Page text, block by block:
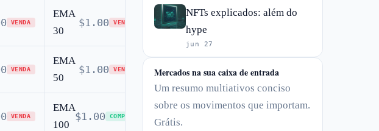
VENDA
EMA
30
$1.00 VENDA
VENDA
EMA
50
$1.00 VENDA
VENDA
EMA
100
$1.00 COMPRA
NFTs explicados: além do
hype
jun 27
Mercados na sua caixa de entrada
Um resumo multiativos conciso
sobre os movimentos que importam.
Grátis.